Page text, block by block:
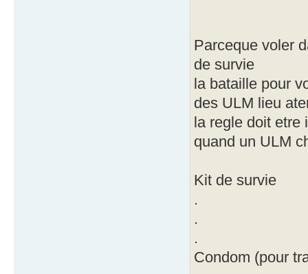
Parceque voler
de survie
la bataille pour
des ULM lieu
la regle doit
quand un ULM
Kit de survie
.
.
.
Condom (pour